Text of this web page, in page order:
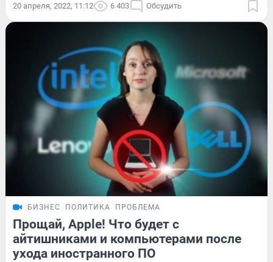
20 апреля, 2022, 11:12 6 403 Обсудить
БИЗНЕС ПОЛИТИКА ПРОБЛЕМА
Прощай, Apple! Что будет с
айтишниками и компьютерами после
ухода иностранного ПО